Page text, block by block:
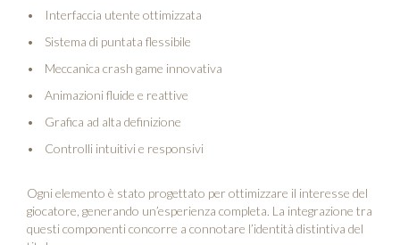
Interfaccia utente ottimizzata
Sistema di puntata flessibile
Meccanica crash game innovativa
Animazioni fluide e reattive
Grafica ad alta definizione
Controlli intuitivi e responsivi
Ogni elemento è stato progettato per ottimizzare il interesse del
giocatore, generando un’esperienza completa. La integrazione tra
questi componenti concorre a connotare l’identità distintiva del